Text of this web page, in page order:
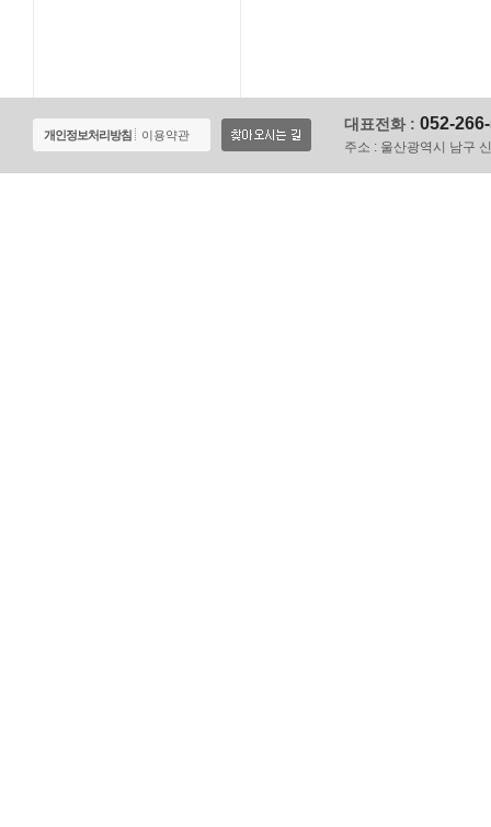
개인정보처리방침 이용약관
대표전화 : 052-
주소 : 울산광역시 남구